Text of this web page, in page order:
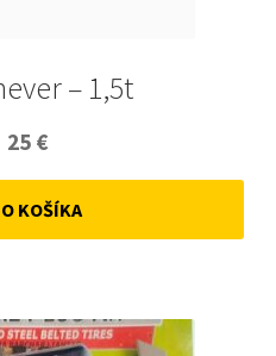
– 1,5t
Original
25 €
price
is:
KOŠÍKA